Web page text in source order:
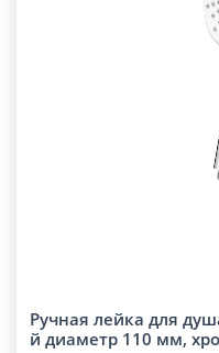
Ручная лейка для
й диаметр 110 мм,